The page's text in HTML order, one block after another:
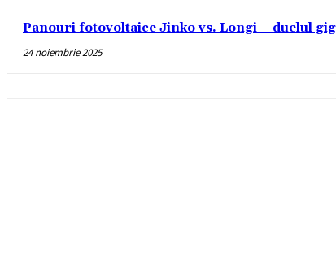
Panouri fotovoltaice Jinko vs. Longi – duelul
24 noiembrie 2025